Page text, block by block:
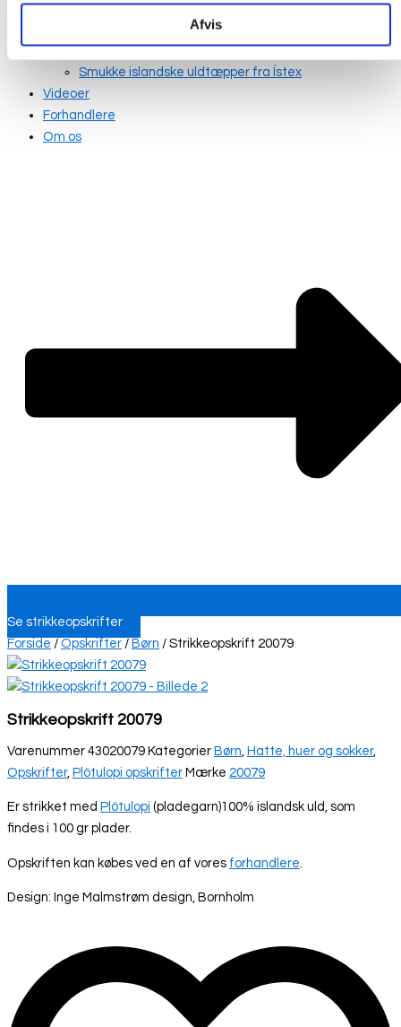
Afvis
Strikkeopskrifter og bøger
Addi Strikketilbehør
Smukke islandske uldtæpper fra Ístex
Videoer
Forhandlere
Om os
Se strikkeopskrifter
Forside / Opskrifter / Børn / Strikkeopskrift 20079
Strikkeopskrift 20079
Varenummer 43020079 Kategorier Børn Hatte, huer og sokker,
Opskrifter, Plötulopi opskrifter Mærke 20079
Er strikket med Plötulopi (pladegarn)100% islandsk uld, som
findes i 100 gr plader.
Opskriften kan købes ved en af vores forhandlere
Design: Inge Malmstrøm design, Bornholm